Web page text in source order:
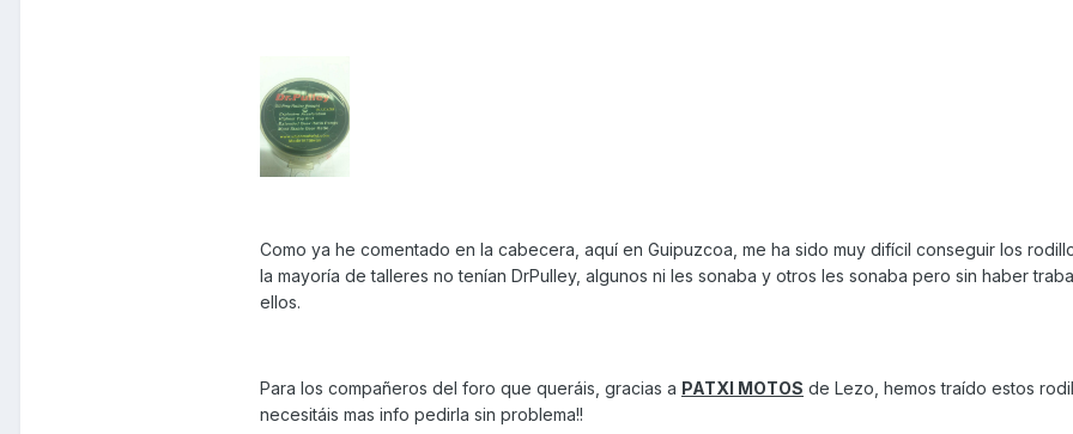
Como ya he comentado en la cabecera, aquí en Guipuzcoa, me ha sido muy difícil conseguir los
la mayoría de talleres no tenían DrPulley, algunos ni les sonaba y otros les sonaba pero sin haber
ellos.
Para los compañeros del foro que queráis, gracias a PATXI MOTOS de Lezo, hemos traído estos
necesitáis mas info pedirla sin problema!!